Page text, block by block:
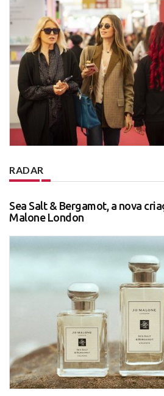
RADAR
Sea Salt & Bergamot, a nova
Malone London